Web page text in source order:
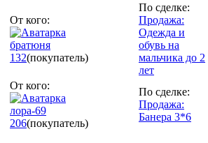
От кого:
братюня
132(покупатель)
По сделке:
Продажа:
Одежда и
обувь на
мальчика до 2
лет
От кого:
лора-69
206(покупатель)
По сделке:
Продажа:
Банера 3*6